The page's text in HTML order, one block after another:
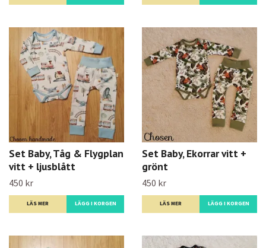
Set Baby, Tåg & Flygplan
vitt + ljusblått
450 kr
LÄS MER LÄGG I KORGEN
Set Baby, Ekorrar vitt +
grönt
450 kr
LÄS MER LÄGG I KORGEN